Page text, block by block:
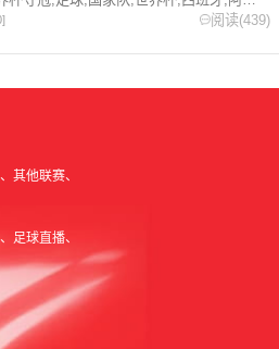
迎收藏本站，24小时为你更新最新的足
阅读(439)
其他联赛
足球直播